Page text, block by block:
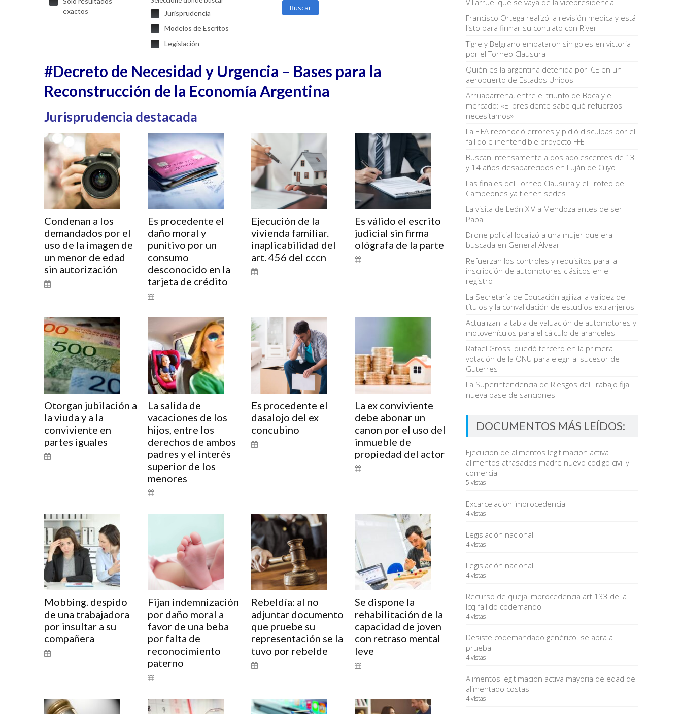
exactos
Jurisprudencia
Modelos de Escritos
Legislación
Buscar
#Decreto de Necesidad y Urgencia – Bases para la
Reconstrucción de la Economía Argentina
Jurisprudencia destacada
Condenan a los
demandados por el
uso de la imagen de
un menor de edad
sin autorización
Es procedente el
daño moral y
punitivo por un
consumo
desconocido en la
tarjeta de crédito
Ejecución de la
vivienda familiar.
inaplicabilidad del
art. 456 del cccn
Es válido el escrito
judicial sin firma
ológrafa de la parte
Otorgan jubilación a
la viuda y a la
conviviente en
partes iguales
La salida de
vacaciones de los
hijos, entre los
derechos de ambos
padres y el interés
superior de los
menores
Es procedente el
dasalojo del ex
concubino
La ex conviviente
debe abonar un
canon por el uso del
inmueble de
propiedad del actor
Mobbing. despido
de una trabajadora
por insultar a su
compañera
Fijan indemnización
por daño moral a
favor de una beba
por falta de
reconocimiento
paterno
Rebeldía: al no
adjuntar documento
que pruebe su
representación se la
tuvo por rebelde
Se dispone la
rehabilitación de la
capacidad de joven
con retraso mental
leve
Villarruel que se vaya de la vicepresidencia
Francisco Ortega realizó la revisión medica y está
listo para firmar su contrato con River
Tigre y Belgrano empataron sin goles en victoria
por el Torneo Clausura
Quién es la argentina detenida por ICE en un
aeropuerto de Estados Unidos
Arruabarrena, entre el triunfo de Boca y el
mercado: «El presidente sabe qué refuerzos
necesitamos»
La FIFA reconoció errores y pidió disculpas por el
fallido e inentendible proyecto FFE
Buscan intensamente a dos adolescentes de 13
y 14 años desaparecidos en Luján de Cuyo
Las finales del Torneo Clausura y el Trofeo de
Campeones ya tienen sedes
La visita de León XIV a Mendoza antes de ser
Papa
Drone policial localizó a una mujer que era
buscada en General Alvear
Refuerzan los controles y requisitos para la
inscripción de automotores clásicos en el
registro
La Secretaría de Educación agiliza la validez de
títulos y la convalidación de estudios extranjeros
Actualizan la tabla de valuación de automotores y
motovehículos para el cálculo de aranceles
Rafael Grossi quedó tercero en la primera
votación de la ONU para elegir al sucesor de
Guterres
La Superintendencia de Riesgos del Trabajo fija
nueva base de sanciones
DOCUMENTOS MÁS LEÍDOS:
Ejecucion de alimentos legitimacion activa
alimentos atrasados madre nuevo codigo civil y
comercial
5 vistas
Excarcelacion improcedencia
4 vistas
Legislación nacional
4 vistas
Legislación nacional
4 vistas
Recurso de queja improcedencia art 133 de la
lcq fallido codemando
4 vistas
Desiste codemandado genérico. se abra a
prueba
4 vistas
Alimentos legitimacion activa mayoria de edad del
alimentado costas
4 vistas